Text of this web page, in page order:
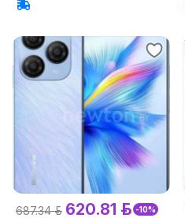
687.34 р. 620.81 р. -10%